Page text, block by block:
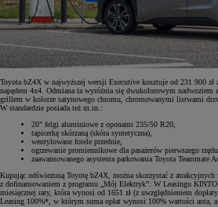
Toyota bZ4X w najwyższej wersji Executive kosztuje od 231 900 zł
napędem 4x4. Odmiana ta wyróżnia się dwukolorowym nadwoziem
grillem w kolorze satynowego chromu, chromowanymi listwami
W standardzie posiada też m.in.:
20" felgi aluminiowe z oponami 235/50 R20,
tapicerkę skórzaną (skóra syntetyczna),
wentylowane fotele przednie,
ogrzewanie promiennikowe dla pasażerów pierwszego rzędu
zaawansowanego asystenta parkowania Toyota Teammate
Kupując odświeżoną Toyotę bZ4X, można skorzystać z atrakcyjnych
z dofinansowaniem z programu „Mój Elektryk”. W Leasingu
miesięcznej raty, która wynosi od 1651 zł (z uwzględnieniem
Leasing 100%*, w którym suma opłat wynosi 100% wartości auta, a